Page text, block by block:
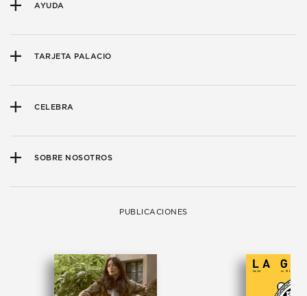
AYUDA
TARJETA PALACIO
CELEBRA
SOBRE NOSOTROS
PUBLICACIONES